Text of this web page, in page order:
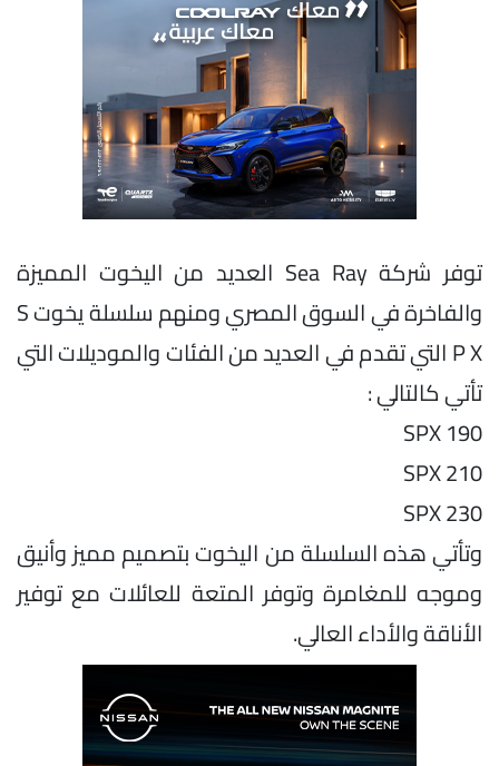
توفر شركة Sea Ray العديد من اليخوت المميزة
والفاخرة في السوق المصري ومنهم سلسلة يخوت S
P X التي تقدم في العديد من الفئات والموديلات التي
تأتي كالتالي :
SPX 190
SPX 210
SPX 230
وتأتي هذه السلسلة من اليخوت بتصميم مميز وأنيق
وموجه للمغامرة وتوفر المتعة للعائلات مع توفير
الأناقة والأداء العالي.